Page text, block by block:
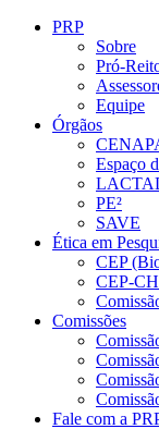
Conteúdo principal
PRP
Sobre
Pró-
Equipe
Órgãos
Espaço
PE²
SAVE
Ética em
CEP
CEP-
Comissões
Fale com a